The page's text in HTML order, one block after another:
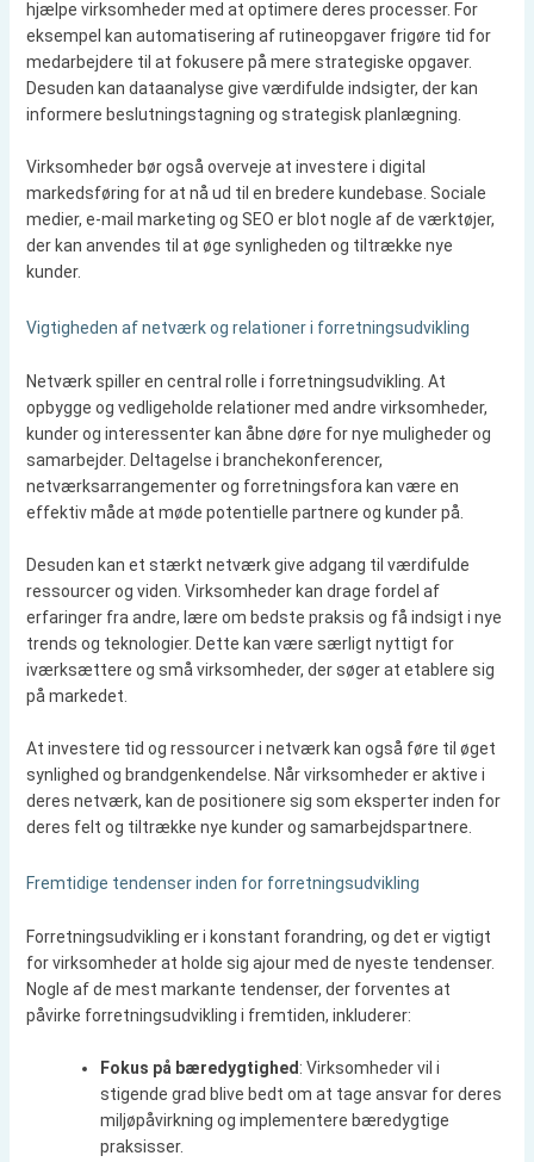
hjælpe virksomheder med at optimere deres processer. For
eksempel kan automatisering af rutineopgaver frigøre tid for
medarbejdere til at fokusere på mere strategiske opgaver.
Desuden kan dataanalyse give værdifulde indsigter, der kan
informere beslutningstagning og strategisk planlægning.
Virksomheder bør også overveje at investere i digital
markedsføring for at nå ud til en bredere kundebase. Sociale
medier, e-mail marketing og SEO er blot nogle af de værktøjer,
der kan anvendes til at øge synligheden og tiltrække nye
kunder.
Vigtigheden af netværk og relationer i forretningsudvikling
Netværk spiller en central rolle i forretningsudvikling. At
opbygge og vedligeholde relationer med andre virksomheder,
kunder og interessenter kan åbne døre for nye muligheder og
samarbejder. Deltagelse i branchekonferencer,
netværksarrangementer og forretningsfora kan være en
effektiv måde at møde potentielle partnere og kunder på.
Desuden kan et stærkt netværk give adgang til værdifulde
ressourcer og viden. Virksomheder kan drage fordel af
erfaringer fra andre, lære om bedste praksis og få indsigt i nye
trends og teknologier. Dette kan være særligt nyttigt for
iværksættere og små virksomheder, der søger at etablere sig
på markedet.
At investere tid og ressourcer i netværk kan også føre til øget
synlighed og brandgenkendelse. Når virksomheder er aktive i
deres netværk, kan de positionere sig som eksperter inden for
deres felt og tiltrække nye kunder og samarbejdspartnere.
Fremtidige tendenser inden for forretningsudvikling
Forretningsudvikling er i konstant forandring, og det er vigtigt
for virksomheder at holde sig ajour med de nyeste tendenser.
Nogle af de mest markante tendenser, der forventes at
påvirke forretningsudvikling i fremtiden, inkluderer:
Fokus på bæredygtighed: Virksomheder vil i
stigende grad blive bedt om at tage ansvar for deres
miljøpåvirkning og implementere bæredygtige
praksisser.